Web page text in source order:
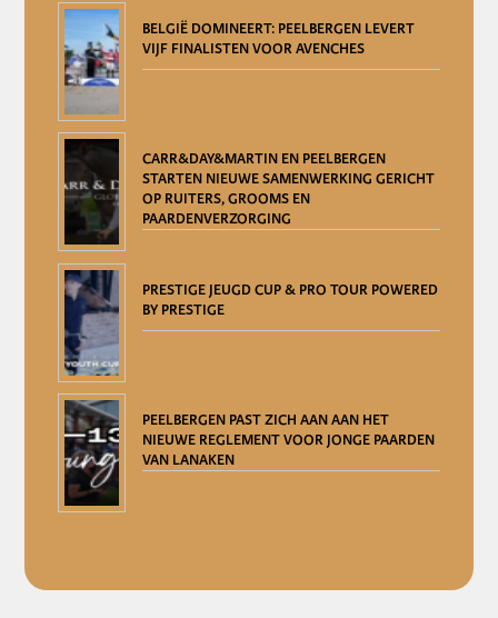
BELGIË DOMINEERT: PEELBERGEN LEVERT
VIJF FINALISTEN VOOR AVENCHES
CARR&DAY&MARTIN EN PEELBERGEN
STARTEN NIEUWE SAMENWERKING GERICHT
OP RUITERS, GROOMS EN
PAARDENVERZORGING
PRESTIGE JEUGD CUP & PRO TOUR POWERED
BY PRESTIGE
PEELBERGEN PAST ZICH AAN AAN HET
NIEUWE REGLEMENT VOOR JONGE PAARDEN
VAN LANAKEN